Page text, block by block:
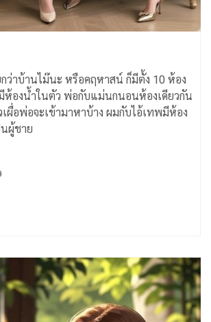
ว่าบ้านไม๊นะ หรือคฤหาสน์ ก็มีตั้ง 10 ห้อง
ห้องน้ำในตัว พ่อกับแม่นกนอนห้องเดียวกัน
ผื่อพ่อจะเข้ามาหาบ้าง ผมกับไอ้เทพมีห้อง
ผู้ชาย